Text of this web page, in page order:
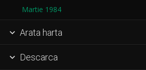
Martie 1984
 Arata harta
 Descarca